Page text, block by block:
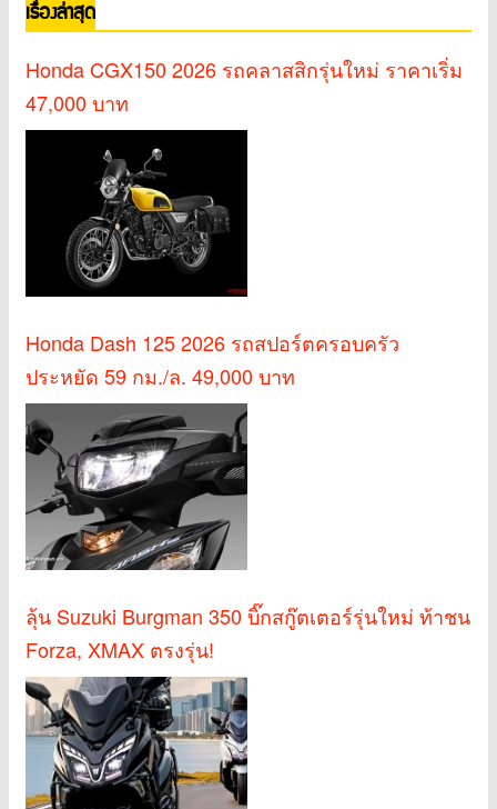
เรื่องล่าสุด
Honda CGX150 2026 รถคลาสสิกรุ่นใหม่ ราคาเริ่ม
47,000 บาท
Honda Dash 125 2026 รถสปอร์ตครอบครัว
ประหยัด 59 กม./ล. 49,000 บาท
ลุ้น Suzuki Burgman 350 บิ๊กสกู๊ตเตอร์รุ่นใหม่ ท้าชน
Forza, XMAX ตรงรุ่น!